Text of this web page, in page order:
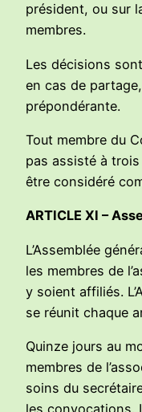
président, ou sur
membres.
Les décisions
en cas de
prépondérante.
Tout membre du
pas assisté à
être considéré
ARTICLE XI –
L’Assemblée
les membres de
y soient affiliés.
se réunit chaque
Quinze jours au
membres de
soins du
les convocations.